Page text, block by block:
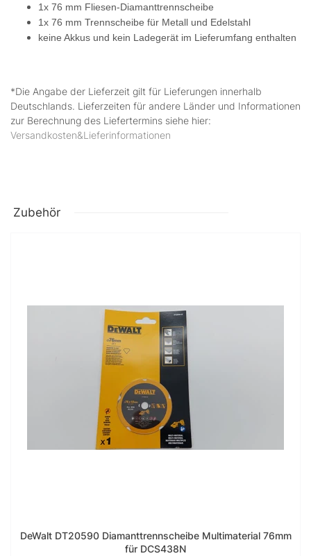
1x 76 mm Fliesen-Diamanttrennscheibe
1x 76 mm Trennscheibe für Metall und Edelstahl
keine Akkus und kein Ladegerät im Lieferumfang enthalten
*Die Angabe der Lieferzeit gilt für Lieferungen innerhalb
Deutschlands. Lieferzeiten für andere Länder und Informationen
zur Berechnung des Liefertermins siehe hier:
Versandkosten&Lieferinformationen
Zubehör
DeWalt DT20590 Diamanttrennscheibe Multimaterial 76mm
für DCS438N